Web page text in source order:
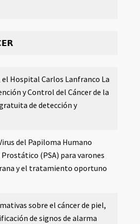
el Hospital Carlos Lanfranco La
y Control del Cáncer de la
de detección y
del Papiloma Humano
Prostático (PSA) para varones
y el tratamiento oportuno
sobre el cáncer de piel,
de signos de alarma